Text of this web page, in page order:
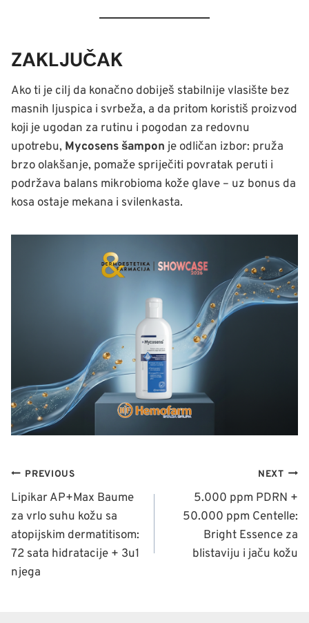
ZAKLJUČAK
Ako ti je cilj da konačno dobiješ stabilnije vlasište bez
masnih ljuspica i svrbeža, a da pritom koristiš proizvod
koji je ugodan za rutinu i pogodan za redovnu
upotrebu, Mycosens šampon je odličan izbor: pruža
brzo olakšanje, pomaže spriječiti povratak peruti i
podržava balans mikrobioma kože glave – uz bonus da
kosa ostaje mekana i svilenkasta.
NAVIGACIJA
ČLANAKA
PREVIOUS
Lipikar AP+Max Baume
za vrlo suhu kožu sa
atopijskim dermatitisom:
72 sata hidratacije + 3u1
njega
NEXT
5.000 ppm PDRN +
50.000 ppm Centelle:
Bright Essence za
blistaviju i jaču kožu